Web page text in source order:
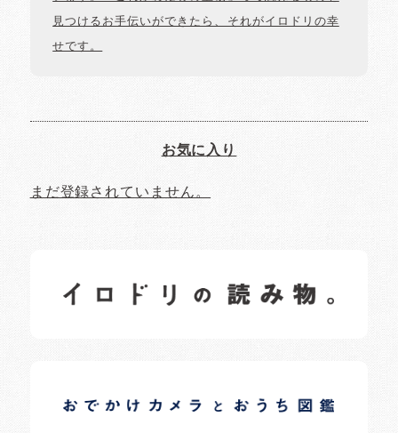
見つけるお手伝いができたら、それがイロドリの幸
せです。
お気に入り
まだ登録されていません。
日常の様子など随時更新中です。
日常の様子など随時更新中です。